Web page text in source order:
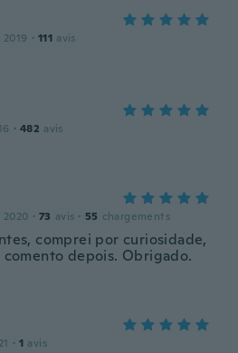
· 111 avis
· 482 avis
· 73 avis · 55 chargements
comprei por curiosidade,
comento depois. Obrigado.
· 1 avis